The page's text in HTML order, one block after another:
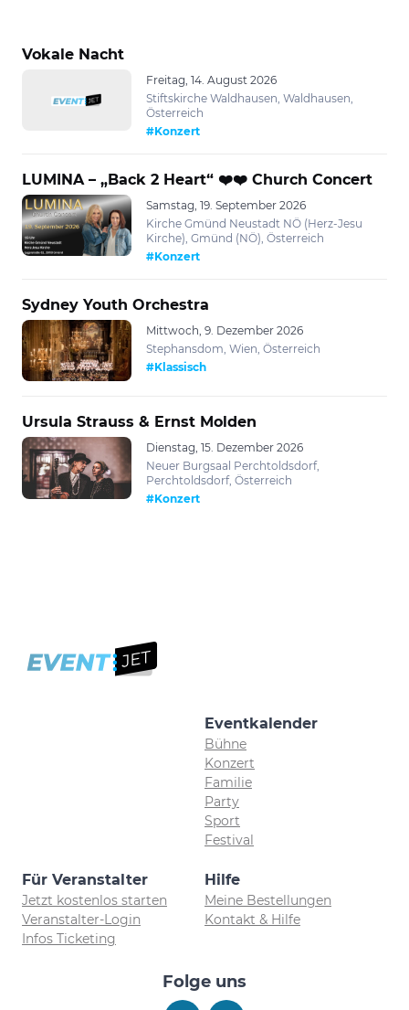
Vokale Nacht
Freitag, 14. August 2026
Stiftskirche Waldhausen, Waldhausen,
Österreich
#Konzert
LUMINA – „Back 2 Heart“ ❤️❤️ Church Concert
Samstag, 19. September 2026
Kirche Gmünd Neustadt NÖ (Herz-Jesu
Kirche), Gmünd (NÖ), Österreich
#Konzert
Sydney Youth Orchestra
Mittwoch, 9. Dezember 2026
Stephansdom, Wien, Österreich
#Klassisch
Ursula Strauss & Ernst Molden
Dienstag, 15. Dezember 2026
Neuer Burgsaal Perchtoldsdorf,
Perchtoldsdorf, Österreich
#Konzert
Eventkalender
Bühne
Konzert
Familie
Party
Sport
Festival
Für Veranstalter
Jetzt kostenlos starten
Veranstalter-Login
Infos Ticketing
Hilfe
Meine Bestellungen
Kontakt & Hilfe
Folge uns